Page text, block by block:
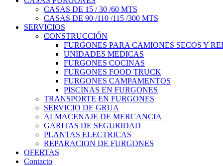
CASAS DE 15 / 30 /60 MTS
CASAS DE 90 /110 /115 /300 MTS
SERVICIOS
CONSTRUCCIÓN
FURGONES PARA CAMIONES SECOS Y
UNIDADES MEDICAS
FURGONES COCINAS
FURGONES FOOD TRUCK
FURGONES CAMPAMENTOS
PISCINAS EN FURGONES
TRANSPORTE EN FURGONES
SERVICIO DE GRUA
ALMACENAJE DE MERCANCIA
GARITAS DE SEGURIDAD
PLANTAS ELECTRICAS
REPARACION DE FURGONES
OFERTAS
Contacto